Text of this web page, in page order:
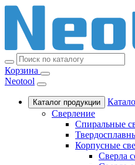
Корзина
Neotool
Каталог продукции
Сверление
Спиральные
Корпусные
Сверла